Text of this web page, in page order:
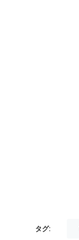
タグ: